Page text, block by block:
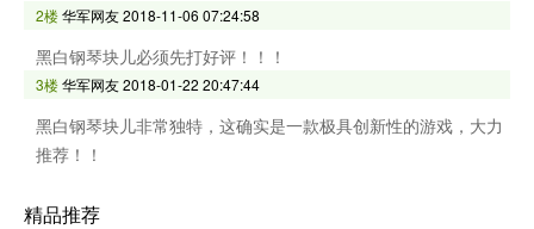
2楼华军网友2018-11-06 07:24:58
黑白钢琴块儿必须先打好评！！！
3楼华军网友2018-01-22 20:47:44
黑白钢琴块儿非常独特，这确实是一款极具创新性的游戏，大力
推荐！！
精品推荐